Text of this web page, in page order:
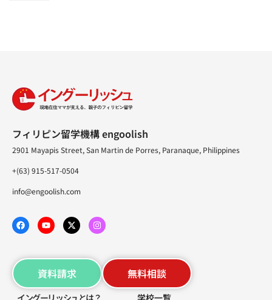
フィリピン留学機構 engoolish
2901 Mayapis Street, San Martin de Porres, Paranaque, Philippines
+(63) 915-517-0504
info@engoolish.com
資料請求 無料相談